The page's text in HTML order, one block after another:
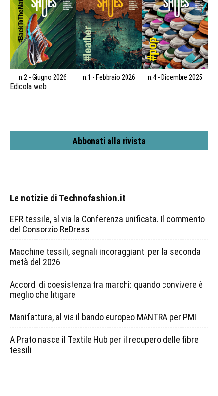
n.2 - Giugno 2026 n.1 - Febbraio 2026 n.4 - Dicembre 2025
Edicola web
Abbonati alla rivista
Le notizie di Technofashion.it
EPR tessile, al via la Conferenza unificata. Il commento
del Consorzio ReDress
Macchine tessili, segnali incoraggianti per la seconda
metà del 2026
Accordi di coesistenza tra marchi: quando convivere è
meglio che litigare
Manifattura, al via il bando europeo MANTRA per PMI
A Prato nasce il Textile Hub per il recupero delle fibre
tessili